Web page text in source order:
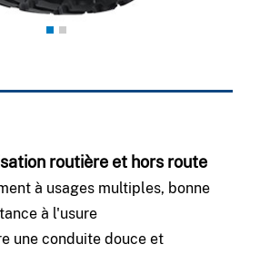
routière et hors route
à usages multiples, bonne
à l'usure
une conduite douce et